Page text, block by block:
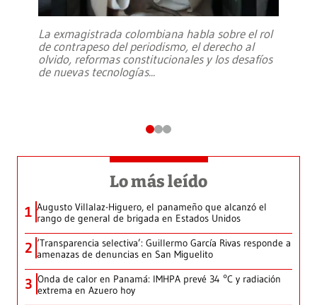
La exmagistrada colombiana habla sobre el rol
de contrapeso del periodismo, el derecho al
olvido, reformas constitucionales y los desafíos
de nuevas tecnologías...
Lo más leído
1 Augusto Villalaz-Higuero, el panameño que alcanzó el
rango de general de brigada en Estados Unidos
2 ‘Transparencia selectiva’: Guillermo García Rivas responde a
amenazas de denuncias en San Miguelito
3 Onda de calor en Panamá: IMHPA prevé 34 °C y radiación
extrema en Azuero hoy